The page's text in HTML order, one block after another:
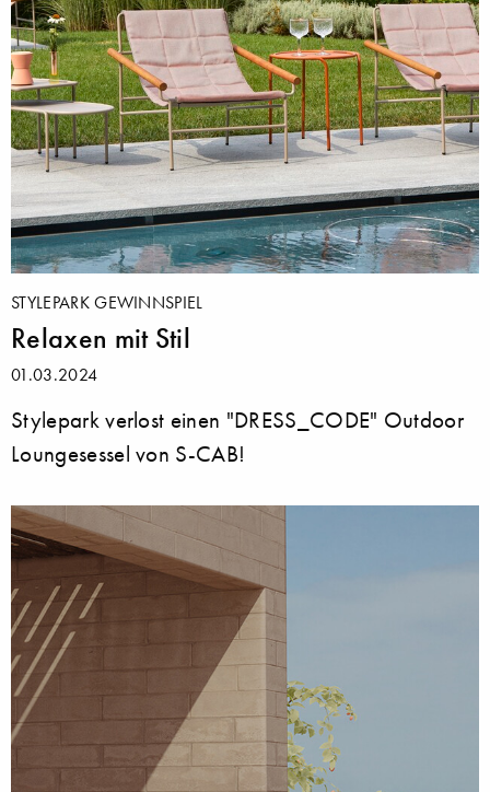
STYLEPARK GEWINNSPIEL
Relaxen mit Stil
01.03.2024
Stylepark verlost einen "DRESS_CODE" Outdoor
Loungesessel von S-CAB!